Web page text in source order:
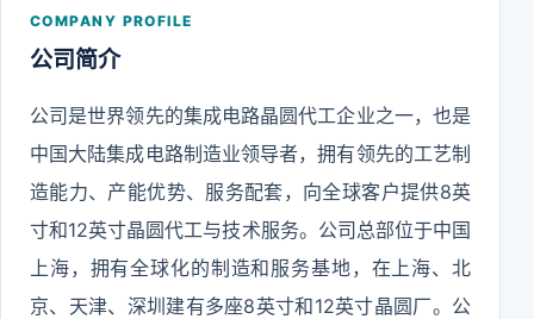
COMPANY PROFILE
公司简介
公司是世界领先的集成电路晶圆代工企业之一，也是
中国大陆集成电路制造业领导者，拥有领先的工艺制
造能力、产能优势、服务配套，向全球客户提供8英
寸和12英寸晶圆代工与技术服务。公司总部位于中国
上海，拥有全球化的制造和服务基地，在上海、北
京、天津、深圳建有多座8英寸和12英寸晶圆厂。公